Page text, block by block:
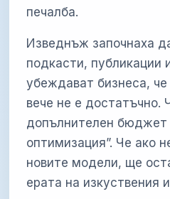
печалба.
Изведнъж започнаха
подкасти, публикации
убеждават бизнеса, че
вече не е достатъчно.
допълнителен бюджет
оптимизация”. Че ако
новите модели, ще
ерата на изкуствения